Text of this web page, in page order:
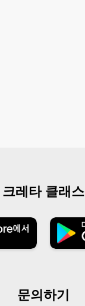
크레타 클래스
문의하기